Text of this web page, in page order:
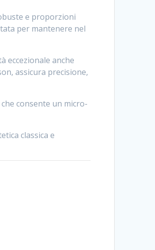
e proporzioni
per mantenere nel
eccezionale anche
assicura precisione,
che consente un micro-
classica e